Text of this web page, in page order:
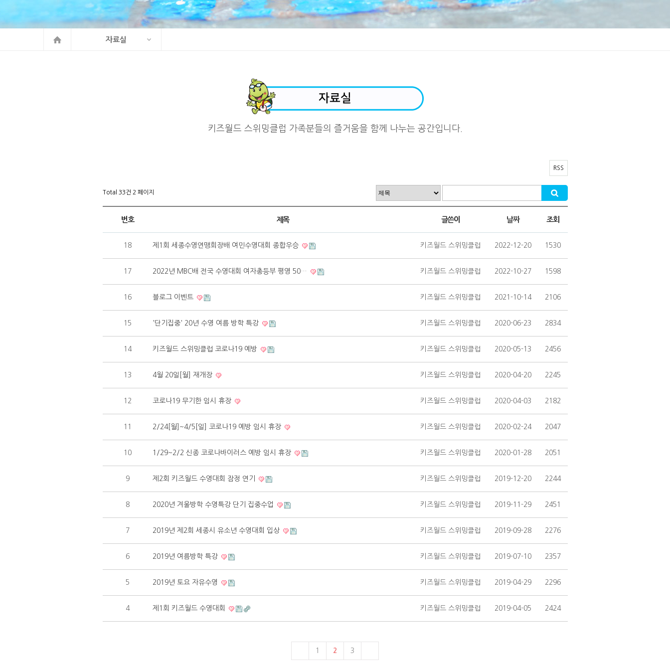
자료실
자료실
키즈월드 스위밍클럽 가족분들의 즐거움을 함께 나누는 공간입니다.
RSS
Total 33건 2 페이지
번호 제목 글쓴이 날짜 조회
18 제1회 세종수영연맹회장배 여민수영대회 종합우승 키즈월드 스위밍클럽 2022-12-20 1530
17 2022년 MBC배 전국 수영대회 여자총등부 평영 50… 키즈월드 스위밍클럽 2022-10-27 1598
16 블로그 이벤트 키즈월드 스위밍클럽 2021-10-14 2106
15 '단기집중' 20년 수영 여름 방학 특강 키즈월드 스위밍클럽 2020-06-23 2834
14 키즈월드 스위밍클럽 코로나19 예방 키즈월드 스위밍클럽 2020-05-13 2456
13 4월 20일[월] 재개장 키즈월드 스위밍클럽 2020-04-20 2245
12 코로나19 무기한 임시 휴장 키즈월드 스위밍클럽 2020-04-03 2182
11 2/24[월]~4/5[일] 코로나19 예방 임시 휴장 키즈월드 스위밍클럽 2020-02-24 2047
10 1/29~2/2 신종 코로나바이러스 예방 임시 휴장 키즈월드 스위밍클럽 2020-01-28 2051
9 제2회 키즈월드 수영대회 잠정 연기 키즈월드 스위밍클럽 2019-12-20 2244
8 2020년 겨울방학 수영특강 단기 집중수업 키즈월드 스위밍클럽 2019-11-29 2451
7 2019년 제2회 세종시 유소년 수영대회 입상 키즈월드 스위밍클럽 2019-09-28 2276
6 2019년 여름방학 특강 키즈월드 스위밍클럽 2019-07-10 2357
5 2019년 토요 자유수영 키즈월드 스위밍클럽 2019-04-29 2296
4 제1회 키즈월드 수영대회 키즈월드 스위밍클럽 2019-04-05 2424
1 2 3